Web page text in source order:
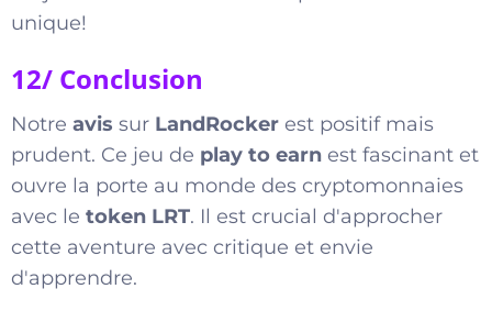
unique!
12/ Conclusion
Notre avis sur LandRocker est positif mais
prudent. Ce jeu de play to earn est fascinant et
ouvre la porte au monde des cryptomonnaies
avec le token LRT. Il est crucial d'approcher
cette aventure avec critique et envie
d'apprendre.